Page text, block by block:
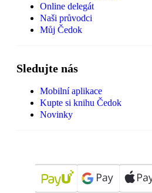
Online delegát
Naši průvodci
Můj Čedok
Sledujte nás
Mobilní aplikace
Kupte si knihu Čedok
Novinky